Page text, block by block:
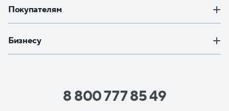
Покупателям
Бизнесу
8 800 777 85 49